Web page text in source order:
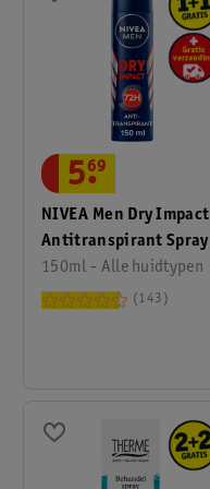
NIVEA Men Dry Impact
Antitranspirant Spray
150ml - Alle huidtypen
5.
69
143